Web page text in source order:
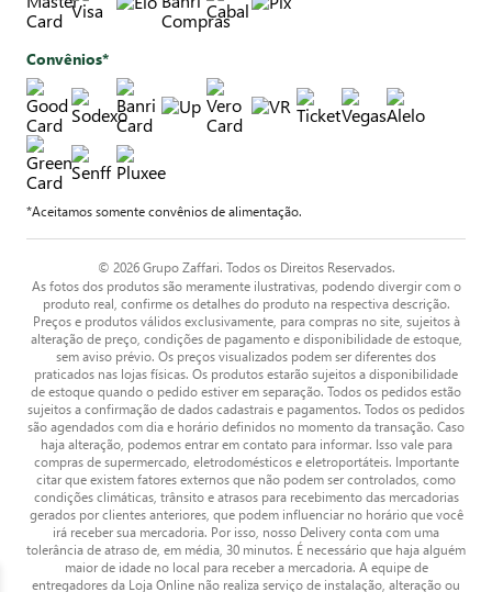
Convênios*
*Aceitamos somente convênios de alimentação.
© 2026 Grupo Zaffari. Todos os Direitos Reservados.
As fotos dos produtos são meramente ilustrativas, podendo divergir com o
produto real, confirme os detalhes do produto na respectiva descrição.
Preços e produtos válidos exclusivamente, para compras no site, sujeitos à
alteração de preço, condições de pagamento e disponibilidade de estoque,
sem aviso prévio. Os preços visualizados podem ser diferentes dos
praticados nas lojas físicas. Os produtos estarão sujeitos a disponibilidade
de estoque quando o pedido estiver em separação. Todos os pedidos estão
sujeitos a confirmação de dados cadastrais e pagamentos. Todos os pedidos
são agendados com dia e horário definidos no momento da transação. Caso
haja alteração, podemos entrar em contato para informar. Isso vale para
compras de supermercado, eletrodomésticos e eletroportáteis. Importante
citar que existem fatores externos que não podem ser controlados, como
condições climáticas, trânsito e atrasos para recebimento das mercadorias
gerados por clientes anteriores, que podem influenciar no horário que você
irá receber sua mercadoria. Por isso, nosso Delivery conta com uma
tolerância de atraso de, em média, 30 minutos. É necessário que haja alguém
maior de idade no local para receber a mercadoria. A equipe de
entregadores da Loja Online não realiza serviço de instalação, alteração ou